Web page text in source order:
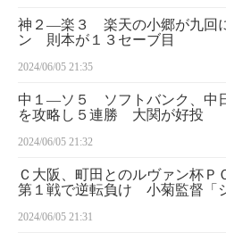
神２―楽３ 楽天の小郷が九回
ン 則本が１３セーブ目
2024/06/05 21:35
中１―ソ５ ソフトバンク、中
を攻略し５連勝 大関が好投
2024/06/05 21:32
Ｃ大阪、町田とのルヴァン杯Ｐ
第１戦で逆転負け 小菊監督「
2024/06/05 21:31